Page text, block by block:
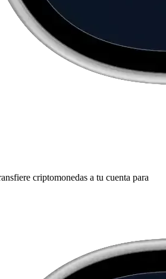
criptomonedas a tu cuenta para